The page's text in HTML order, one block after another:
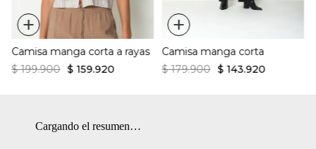
Secado en tendedero a la sombra.
+
Camisa manga corta a rayas
$ 199.900 $ 159.920
+
Camisa manga corta
$ 179.900 $ 143.920
Cargando el resumen…